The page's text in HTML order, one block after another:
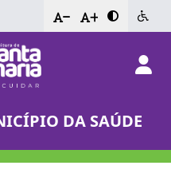
- +
DA SAÚDE